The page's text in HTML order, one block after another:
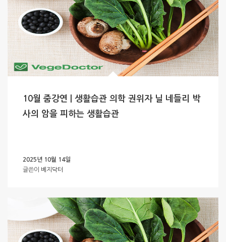
10월 줌강연 | 생활습관 의학 권위자 닐 네들리 박
사의 암을 피하는 생활습관
2025년 10월 14일
글쓴이 베지닥터